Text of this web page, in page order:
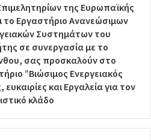
της Ευρωπαϊκής
το Εργαστήριο Ανανεώσιμων
Συστημάτων του
σε συνεργασία με το
σας προσκαλούν στο
”Βιώσιμος Ενεργειακός
και Εργαλεία για τον
κλάδο